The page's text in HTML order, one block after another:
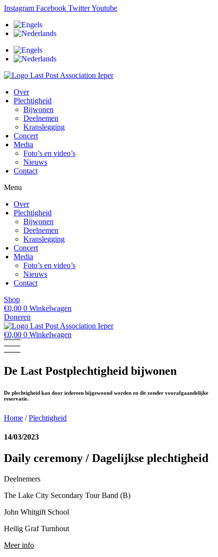
Ga
de
inhoud
Instagram Facebook TwitterYoutube
Over
Plechtigheid
Bijwonen
Deelnemen
Kranslegging
Concert
Media
Foto’s en video’s
Nieuws
Contact
Menu
Over
Plechtigheid
Bijwonen
Deelnemen
Kranslegging
Concert
Media
Foto’s en video’s
Nieuws
Contact
Shop
€0,00 0 Winkelwagen
Doneren
€0,00 0 Winkelwagen
De Last Postplechtigheid bijwonen
De plechtigheid kan door iedereen bijgewoond worden en dit zonder voorafgaandelijke
reservatie.
Home /Plechtigheid
14/03/2023
Daily ceremony / Dagelijkse plechtigheid
Deelnemers
The Lake City Secondary Tour Band (B)
John Whitgift School
Heilig Graf Turnhout
Meer info